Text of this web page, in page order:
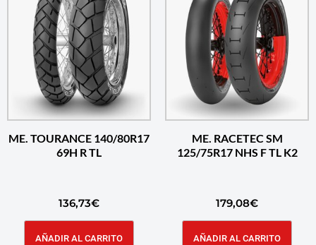
ME. TOURANCE 140/80R17
69H R TL
136,73€
AÑADIR AL CARRITO
ME. RACETEC SM
125/75R17 NHS F TL K2
179,08€
AÑADIR AL CARRITO